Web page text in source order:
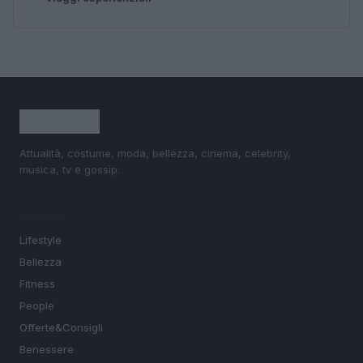
Attualità, costume, moda, bellezza, cinema, celebrity,
musica, tv e gossip.
Lifestyle
Bellezza
Fitness
People
Offerte&Consigli
Benessere